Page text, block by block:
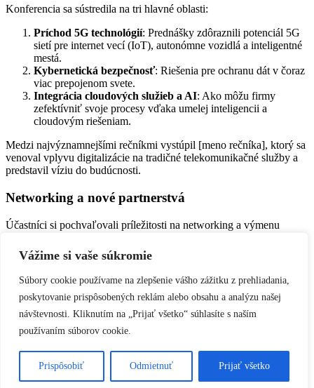
Vážime si vaše súkromie
Súbory cookie používame na zlepšenie vášho zážitku z prehliadania,
poskytovanie prispôsobených reklám alebo obsahu a analýzu našej
návštevnosti. Kliknutím na „Prijať všetko“ súhlasíte s naším
používaním súborov cookie.
Prispôsobiť Odmietnuť Prijať všetko
Konferencia sa sústredila na tri hlavné oblasti:
Príchod 5G technológií: Prednášky zdôraznili potenciál 5G
sietí pre internet vecí (IoT), autonómne vozidlá a inteligentné
mestá.
Kybernetická bezpečnosť: Riešenia pre ochranu dát v čoraz
viac prepojenom svete.
Integrácia cloudových služieb a AI: Ako môžu firmy
zefektívniť svoje procesy vďaka umelej inteligencii a
cloudovým riešeniam.
Medzi najvýznamnejšími rečníkmi vystúpil [meno rečníka], ktorý sa
venoval vplyvu digitalizácie na tradičné telekomunikačné služby a
predstavil víziu do budúcnosti.
Networking a nové partnerstvá
Účastníci si pochvaľovali príležitosti na networking a výmenu
konkrétnych problémov a prezentáciu inovatívnych produktov.
Záver
IT Telco Conference 2018 priniesla bohatý program a praktické
poznatky, ktoré inšpirovali účastníkov k rozvoju nových stratégií v
oblasti IT a telekomunikácií. Konferencia opäť potvrdila svoju
budúcnosti technologického priemyslu.
© 2024 Leadmedia |hello@leadmedia.sk